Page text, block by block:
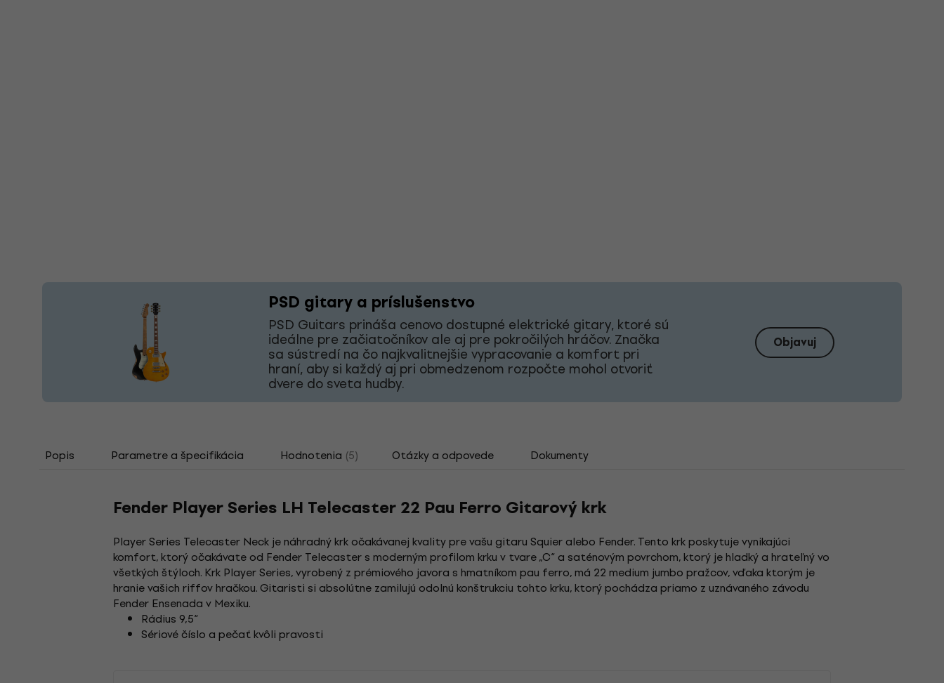
PSD gitary a príslušenstvo
PSD Guitars prináša cenovo dostupné elektrické gitary, ktoré sú
ideálne pre začiatočníkov ale aj pre pokročilých hráčov. Značka
sa sústredí na čo najkvalitnejšie vypracovanie a komfort pri
hraní, aby si každý aj pri obmedzenom rozpočte mohol otvoriť
dvere do sveta hudby.
Objavuj
Popis Parametre a špecifikácia Hodnotenia (5) Otázky a odpovede Dokumenty
Fender Player Series LH Telecaster 22 Pau Ferro Gitarový krk
Player Series Telecaster Neck je náhradný krk očakávanej kvality pre vašu gitaru Squier alebo Fender. Tento krk poskytuje vynikajúci
komfort, ktorý očakávate od Fender Telecaster s moderným profilom krku v tvare „C“ a saténovým povrchom, ktorý je hladký a hrateľný vo
všetkých štýloch. Krk Player Series, vyrobený z prémiového javora s hmatníkom pau ferro, má 22 medium jumbo pražcov, vďaka ktorým je
hranie vašich riffov hračkou. Gitaristi si absolútne zamilujú odolnú konštrukciu tohto krku, ktorý pochádza priamo z uznávaného závodu
Fender Ensenada v Mexiku.
Rádius 9,5“
Sériové číslo a pečať kvôli pravosti